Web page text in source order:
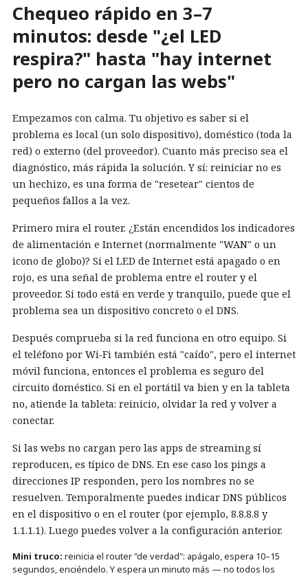
Chequeo rápido en 3–7
minutos: desde "¿el LED
respira?" hasta "hay internet
pero no cargan las webs"
Empezamos con calma. Tu objetivo es saber si el
problema es local (un solo dispositivo), doméstico (toda la
red) o externo (del proveedor). Cuanto más preciso sea el
diagnóstico, más rápida la solución. Y sí: reiniciar no es
un hechizo, es una forma de "resetear" cientos de
pequeños fallos a la vez.
Primero mira el router. ¿Están encendidos los indicadores
de alimentación e Internet (normalmente "WAN" o un
icono de globo)? Si el LED de Internet está apagado o en
rojo, es una señal de problema entre el router y el
proveedor. Si todo está en verde y tranquilo, puede que el
problema sea un dispositivo concreto o el DNS.
Después comprueba si la red funciona en otro equipo. Si
el teléfono por Wi‑Fi también está "caído", pero el internet
móvil funciona, entonces el problema es seguro del
circuito doméstico. Si en el portátil va bien y en la tableta
no, atiende la tableta: reinicio, olvidar la red y volver a
conectar.
Si las webs no cargan pero las apps de streaming sí
reproducen, es típico de DNS. En ese caso los pings a
direcciones IP responden, pero los nombres no se
resuelven. Temporalmente puedes indicar DNS públicos
en el dispositivo o en el router (por ejemplo, 8.8.8.8 y
1.1.1.1). Luego puedes volver a la configuración anterior.
Mini truco: reinicia el router "de verdad": apágalo, espera 10–15
segundos, enciéndelo. Y espera un minuto más — no todos los